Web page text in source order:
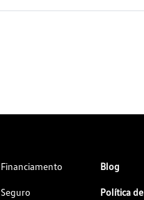
Financiamento
Seguro
Blog
Política de